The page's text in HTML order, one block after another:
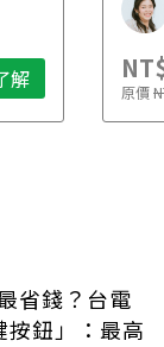
解 原價
省錢？台電
鈕」：最高